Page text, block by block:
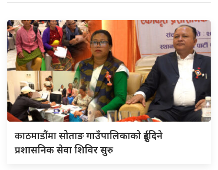
काठमाडौंमासोताङ गाउँपालिकाको दुईदिने
प्रशासनिक सेवा शिविर सुरु